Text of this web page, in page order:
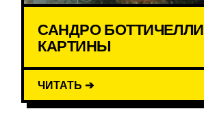
САНДРО БОТТИЧЕЛЛИ
КАРТИНЫ
ЧИТАТЬ ➔